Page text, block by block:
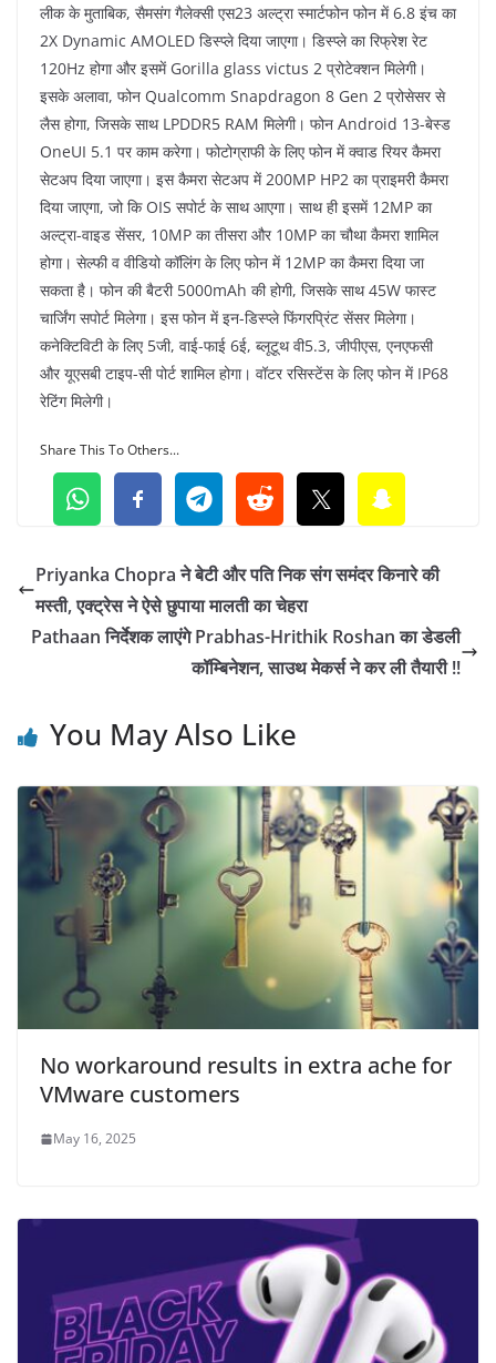
लीक के मुताबिक, सैमसंग गैलेक्सी एस23 अल्ट्रा स्मार्टफोन फोन में 6.8 इंच का
2X Dynamic AMOLED डिस्प्ले दिया जाएगा। डिस्प्ले का रिफ्रेश रेट
120Hz होगा और इसमें Gorilla glass victus 2 प्रोटेक्शन मिलेगी।
इसके अलावा, फोन Qualcomm Snapdragon 8 Gen 2 प्रोसेसर से
लैस होगा, जिसके साथ LPDDR5 RAM मिलेगी। फोन Android 13-बेस्ड
OneUI 5.1 पर काम करेगा। फोटोग्राफी के लिए फोन में क्वाड रियर कैमरा
सेटअप दिया जाएगा। इस कैमरा सेटअप में 200MP HP2 का प्राइमरी कैमरा
दिया जाएगा, जो कि OIS सपोर्ट के साथ आएगा। साथ ही इसमें 12MP का
अल्ट्रा-वाइड सेंसर, 10MP का तीसरा और 10MP का चौथा कैमरा शामिल
होगा। सेल्फी व वीडियो कॉलिंग के लिए फोन में 12MP का कैमरा दिया जा
सकता है। फोन की बैटरी 5000mAh की होगी, जिसके साथ 45W फास्ट
चार्जिंग सपोर्ट मिलेगा। इस फोन में इन-डिस्प्ले फिंगरप्रिंट सेंसर मिलेगा।
कनेक्टिविटी के लिए 5जी, वाई-फाई 6ई, ब्लूटूथ वी5.3, जीपीएस, एनएफसी
और यूएसबी टाइप-सी पोर्ट शामिल होगा। वॉटर रसिस्टेंस के लिए फोन में IP68
रेटिंग मिलेगी।
Share This To Others...
Priyanka Chopra ने बेटी और पति निक संग समंदर किनारे की
मस्ती, एक्ट्रेस ने ऐसे छुपाया मालती का चेहरा
Pathaan निर्देशक लाएंगे Prabhas-Hrithik Roshan का डेडली
कॉम्बिनेशन, साउथ मेकर्स ने कर ली तैयारी !!
You May Also Like
No workaround results in extra ache for
VMware customers
May 16, 2025